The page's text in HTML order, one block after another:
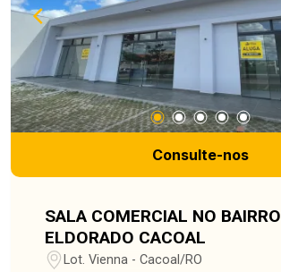
Consulte-nos
SALA COMERCIAL NO BAIRRO
ELDORADO CACOAL
Lot. Vienna - Cacoal/RO